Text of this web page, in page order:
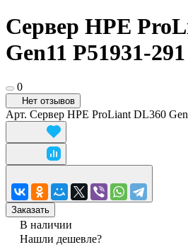
Сервер HPE
Gen11 P51931-291
0
Нет отзывов
Арт. Сервер HPE ProLiant DL360
Заказать
В наличии
Нашли дешевле?